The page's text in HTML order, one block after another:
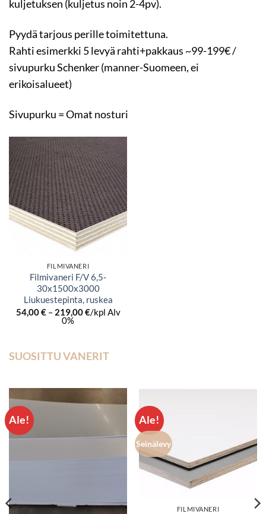
kuljetuksen (kuljetus noin 2-4pv).
Pyydä tarjous perille toimitettuna.
Rahti esimerkki 5 levyä rahti+pakkaus ~99-199€ /
sivupurku Schenker (manner-Suomeen, ei
erikoisalueet)
Sivupurku = Omat nosturi
FILMIVANERI
Filmivaneri F/V 6,5-
30x1500x3000
Liukuestepinta, ruskea
54,00€ – 219,00€Hintaluokka:
54,00 €
/kpl Alv
0%
SUOSITTU VANERIT
Ale! Ale!
Seinälevy
FILMIVANERI